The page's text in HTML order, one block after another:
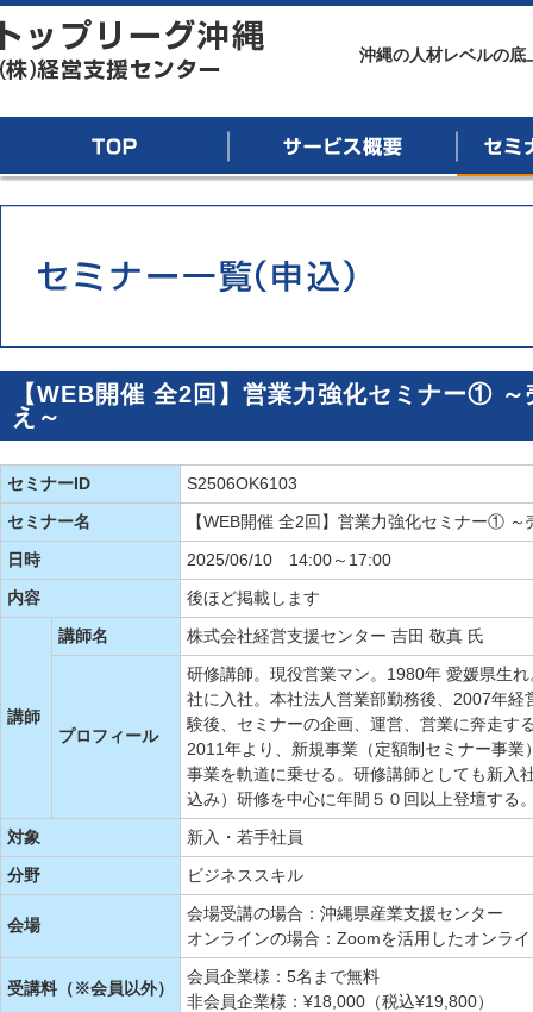
沖縄の人材レベルの底
【WEB開催 全2回】営業力強化セミナー①
え～
セミナーID
S2506OK6103
セミナー名
【WEB開催 全2回】営業力強化セミナー①
日時
2025/06/10 14:00～17:00
内容
後ほど掲載します
講師
講師名 株式会社経営支援センター 吉田 敬真 氏
プロフィール
研修講師。現役営業マン。1980年 愛媛県生
社に入社。本社法人営業部勤務後、2007年
験後、セミナーの企画、運営、営業に奔走す
2011年より、新規事業（定額制セミナー事
事業を軌道に乗せる。研修講師としても新入
込み）研修を中心に年間５０回以上登壇する
対象
新入・若手社員
分野
ビジネススキル
会場
会場受講の場合：沖縄県産業支援センター
オンラインの場合：Zoomを活用したオンラ
受講料（※会員以外）
会員企業様：5名まで無料
非会員企業様：¥18,000（税込¥19,800）